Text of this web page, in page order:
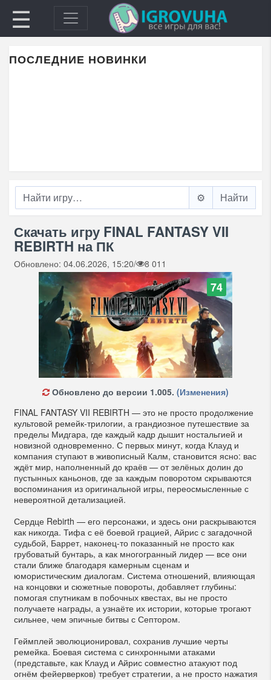
☰
ПОСЛЕДНИЕ НОВИНКИ
⚙️
Скачать игру FINAL FANTASY VII
REBIRTH на ПК
Обновлено: 04.06.2026, 15:20/ 8 011
74
Обновлено до версии 1.005. (Изменения)
FINAL FANTASY VII REBIRTH — это не просто продолжение
культовой ремейк-трилогии, а грандиозное путешествие за
пределы Мидгара, где каждый кадр дышит ностальгией и
новизной одновременно. С первых минут, когда Клауд и
компания ступают в живописный Калм, становится ясно: вас
ждёт мир, наполненный до краёв — от зелёных долин до
пустынных каньонов, где за каждым поворотом скрываются
воспоминания из оригинальной игры, переосмысленные с
невероятной детализацией.
Сердце Rebirth — его персонажи, и здесь они раскрываются
как никогда. Тифа с её боевой грацией, Айрис с загадочной
судьбой, Баррет, наконец-то показанный не просто как
грубоватый бунтарь, а как многогранный лидер — все они
стали ближе благодаря камерным сценам и
юмористическим диалогам. Система отношений, влияющая
на концовки и сюжетные повороты, добавляет глубины:
помогая спутникам в побочных квестах, вы не просто
получаете награды, а узнаёте их истории, которые трогают
сильнее, чем эпичные битвы с Септором.
Геймплей эволюционировал, сохранив лучшие черты
ремейка. Боевая система с синхронными атаками
(представьте, как Клауд и Айрис совместно атакуют под
огнём фейерверков) требует стратегии, а не просто нажатия